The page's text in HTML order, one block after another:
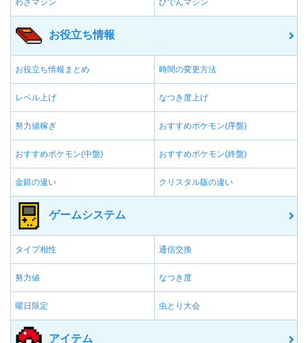
お役立ち情報
お役立ち情報まとめ 時間の変更方法
レベル上げ なつき度上げ
努力値稼ぎ おすすめポケモン(序盤)
おすすめポケモン(中盤) おすすめポケモン(終盤)
金銀の違い クリスタル版の違い
ゲームシステム
タイプ相性 通信交換
努力値 なつき度
曜日限定 虫とり大会
アイテム